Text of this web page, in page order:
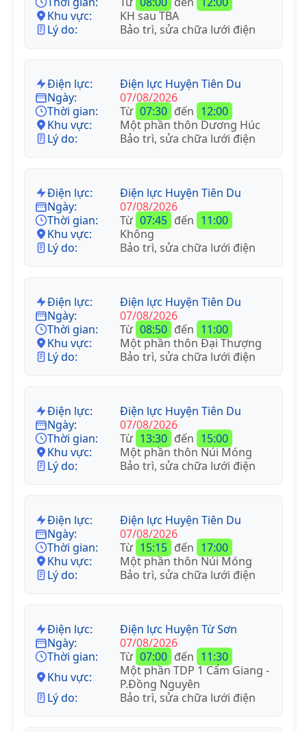
Khu vực:
KH sau TBA
Lý do:
Bảo trì, sửa chữa lưới điện
Điện lực:
Điện lực Huyện Tiên Du
Ngày:
07/08/2026
Thời gian:
Từ 07:30 đến 12:00
Khu vực:
Một phần thôn Dương Húc
Lý do:
Bảo trì, sửa chữa lưới điện
Điện lực:
Điện lực Huyện Tiên Du
Ngày:
07/08/2026
Thời gian:
Từ 07:45 đến 11:00
Khu vực:
Không
Lý do:
Bảo trì, sửa chữa lưới điện
Điện lực:
Điện lực Huyện Tiên Du
Ngày:
07/08/2026
Thời gian:
Từ 08:50 đến 11:00
Khu vực:
Một phần thôn Đại Thượng
Lý do:
Bảo trì, sửa chữa lưới điện
Điện lực:
Điện lực Huyện Tiên Du
Ngày:
07/08/2026
Thời gian:
Từ 13:30 đến 15:00
Khu vực:
Một phần thôn Núi Móng
Lý do:
Bảo trì, sửa chữa lưới điện
Điện lực:
Điện lực Huyện Tiên Du
Ngày:
07/08/2026
Thời gian:
Từ 15:15 đến 17:00
Khu vực:
Một phần thôn Núi Móng
Lý do:
Bảo trì, sửa chữa lưới điện
Điện lực:
Điện lực Huyện Từ Sơn
Ngày:
07/08/2026
Thời gian:
Từ 07:00 đến 11:30
Khu vực:
Một phần TDP 1 Cẩm Giang -
P.Đồng Nguyên
Lý do:
Bảo trì, sửa chữa lưới điện